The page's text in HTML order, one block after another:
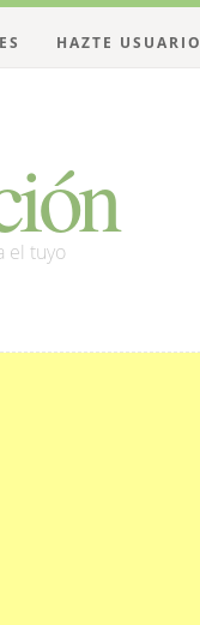
el tuyo
HAZTE USUARIO